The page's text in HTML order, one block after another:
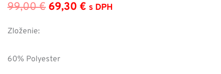
99,00€ Pôvodná
69,30 € Aktuálna
s DPH
Zloženie:
60% Polyester